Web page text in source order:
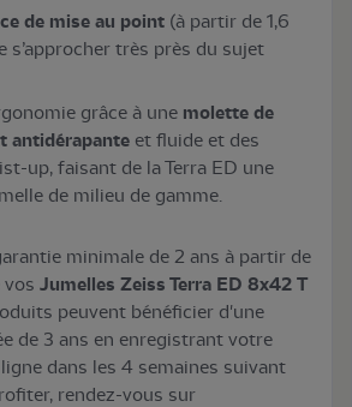
de mise au point (à partir de 1,6
s’approcher très près du sujet
grâce à une molette de
antidérapante et fluide et des
up, faisant de la Terra ED une
de milieu de gamme.
minimale de 2 ans à partir de
vos Jumelles Zeiss Terra ED 8x42 T
peuvent bénéficier d'une
de 3 ans en enregistrant votre
dans les 4 semaines suivant
rendez-vous sur